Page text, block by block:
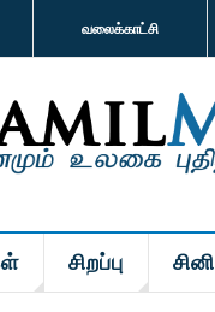
வலைக்காட்சி
சிறப்பு